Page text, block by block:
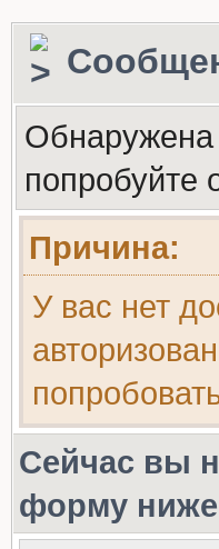
попробуйте
Причина:
У вас нет
Сейчас вы
форму